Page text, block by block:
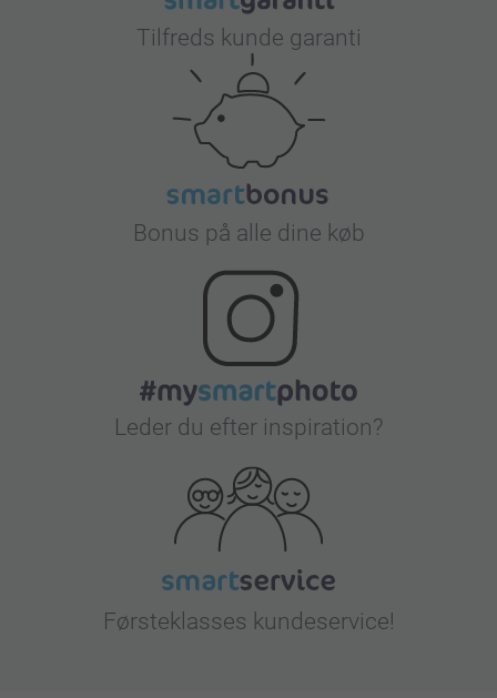
Tilfreds kunde garanti
Bonus på alle dine køb
Leder du efter inspiration?
Førsteklasses kundeservice!